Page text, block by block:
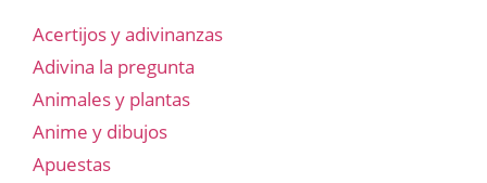
Acertijos y adivinanzas
Adivina la pregunta
Animales y plantas
Anime y dibujos
Apuestas